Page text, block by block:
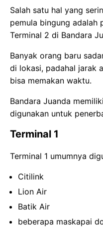
Salah satu hal yang
pemula bingung adalah
Terminal 2 di Bandara
Banyak orang baru
di lokasi, padahal jarak
bisa memakan waktu.
Bandara Juanda
digunakan untuk
Terminal 1
Terminal 1 umumnya
Citilink
Lion Air
Batik Air
beberapa maskapai